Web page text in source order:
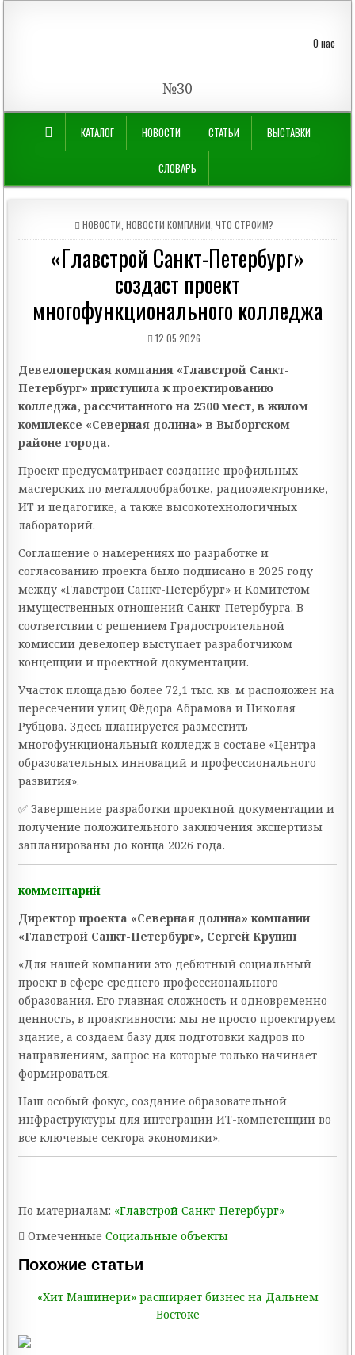
О нас
№30
КАТАЛОГ НОВОСТИ СТАТЬИ ВЫСТАВКИ
СЛОВАРЬ
P
O
S
T
I
N
НОВОСТИ НОВОСТИ КОМПАНИИ ЧТО СТРОИМ?
«Главстрой Санкт-Петербург»
создаст проект
многофункционального колледжа
12.05.2026
Девелоперская компания «Главстрой Санкт-
Петербург» приступила к проектированию
колледжа, рассчитанного на 2500 мест, в жилом
комплексе «Северная долина» в Выборгском
районе города.
Проект предусматривает создание профильных
мастерских по металлообработке, радиоэлектронике,
ИТ и педагогике, а также высокотехнологичных
лабораторий.
Соглашение о намерениях по разработке и
согласованию проекта было подписано в 2025 году
между «Главстрой Санкт-Петербург» и Комитетом
имущественных отношений Санкт-Петербурга. В
соответствии с решением Градостроительной
комиссии девелопер выступает разработчиком
концепции и проектной документации.
Участок площадью более 72,1 тыс. кв. м расположен на
пересечении улиц Фёдора Абрамова и Николая
Рубцова. Здесь планируется разместить
многофункциональный колледж в составе «Центра
образовательных инноваций и профессионального
развития».
✅ Завершение разработки проектной документации и
получение положительного заключения экспертизы
запланированы до конца 2026 года.
комментарий
Директор проекта «Северная долина» компании
«Главстрой Санкт-Петербург», Сергей Крупин
«Для нашей компании это дебютный социальный
проект в сфере среднего профессионального
образования. Его главная сложность и одновременно
ценность, в проактивности: мы не просто проектируем
здание, а создаем базу для подготовки кадров по
направлениям, запрос на которые только начинает
формироваться.
Наш особый фокус, создание образовательной
инфраструктуры для интеграции ИТ-компетенций во
все ключевые сектора экономики».
По материалам: «Главстрой Санкт-Петербург»
ОтмеченныеСоциальные объекты
Похожие статьи
«Хит Машинери» расширяет бизнес на Дальнем
Востоке